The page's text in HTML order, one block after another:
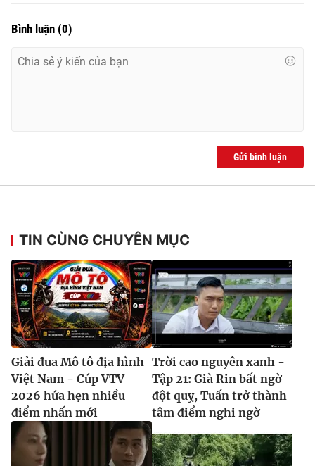
Bình luận (0)
Gửi bình luận
TIN CÙNG CHUYÊN MỤC
Giải đua Mô tô địa hình
Việt Nam - Cúp VTV
2026 hứa hẹn nhiều
điểm nhấn mới
Trời cao nguyên xanh -
Tập 21: Già Rin bất ngờ
đột quỵ, Tuấn trở thành
tâm điểm nghi ngờ